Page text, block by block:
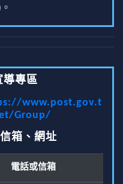
導專區
www.post.gov.t
Group/
箱、網址
電話或信箱